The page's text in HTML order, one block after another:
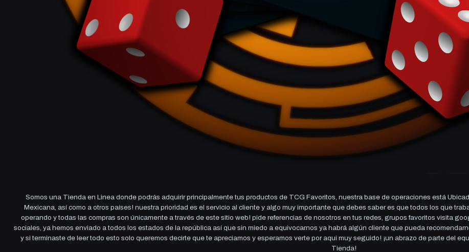
Somos una Tienda en Linea donde podrás adquirir principalmente tus productos de TCG Favoritos, nuestra base de operaciones está
Mexicana, así como a otros países! nuestra prioridad es el servicio al cliente y algo muy importante que debes saber es que todos los que
operando y todas las compras son únicamente a través de este sitio web! pide referencias de nosotros en tus redes, grupos favoritos visita
sociales, ya hemos enviado a todos los estados de la república así que sin miedo a equivocarnos ya habrá algún cliente que pueda
y si terminaste de leer todo esto solo queremos decirte que te apreciamos y esperamos verte por aqui muy seguido! ¡un abrazo de parte del
Tienda!